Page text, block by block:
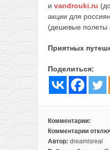
и vandrouki.ru
акции для
(дешевые полеты
Приятных
Поделиться:
Комментарии:
Комментарии
к
Автор: dreamisreal